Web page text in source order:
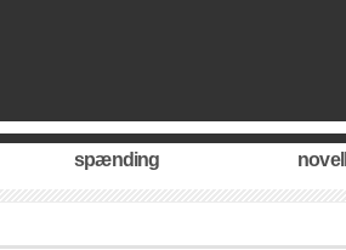
spænding